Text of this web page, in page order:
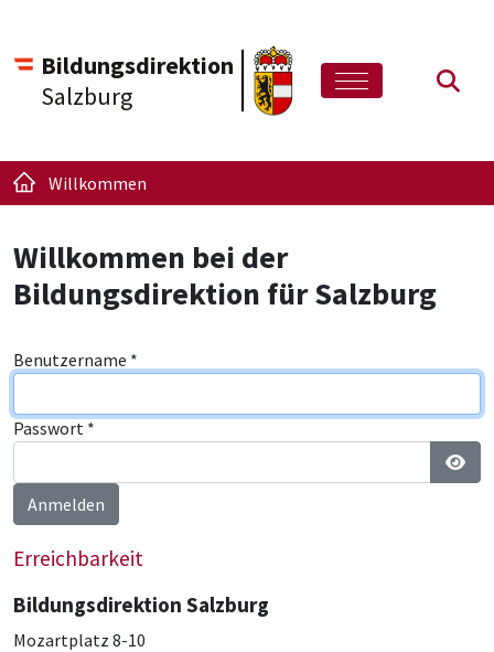
Bildungsdirektion
Salzburg
Willkommen
Willkommen bei der
Bildungsdirektion für Salzburg
Benutzername *
Passwort *
Anmelden
Erreichbarkeit
Bildungsdirektion Salzburg
Mozartplatz 8-10